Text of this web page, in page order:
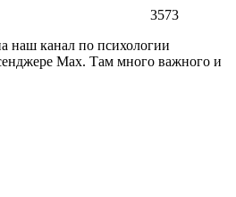
3573
наш канал по психологии
Max. Там много важного и